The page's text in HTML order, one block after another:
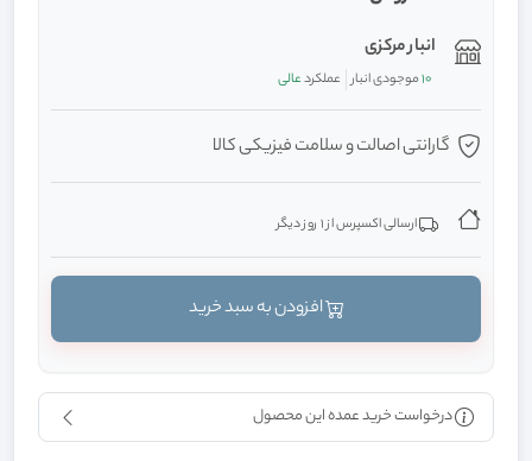
انبار مرکزی
10موجودی انبار عملکردعالی
گارانتی اصالت و سلامت فیزیکی کالا
ارسالی اکسپرس از 1 روز دیگر
درخواست خرید عمده این محصول